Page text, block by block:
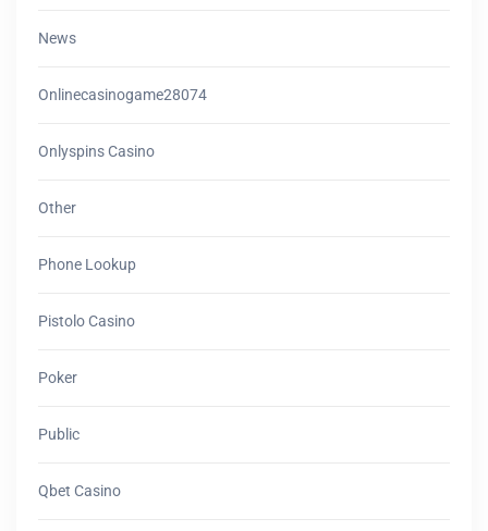
News
Onlinecasinogame28074
Onlyspins Casino
Other
Phone Lookup
Pistolo Casino
Poker
Public
Qbet Casino